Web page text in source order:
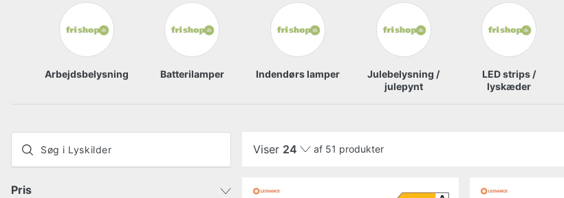
Arbejdsbelysning Batterilamper Indendørs lamper
Julebelysning /
julepynt
LED strips /
lyskæder
Pris
Viser 24 af 51 produkter